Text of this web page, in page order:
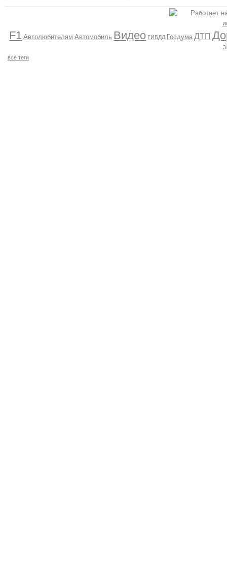
F1 Автолюбителям Автомобиль Видео ГИБДД Госдума ДТП
все теги